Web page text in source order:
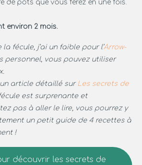
de pots que vous ferez en une fois.
environ 2 mois.
fécule, j’ai un faible pour l’Arrow-
personnel, vous pouvez utiliser
un article détaillé sur Les secrets de
est surprenante et
pas à aller le lire, vous pourrez y
un petit guide de 4 recettes à
!
découvrir les secrets de